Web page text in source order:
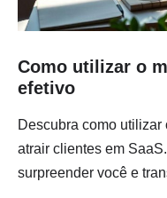
Como utilizar o
efetivo
Descubra como
atrair clientes em
surpreender você e